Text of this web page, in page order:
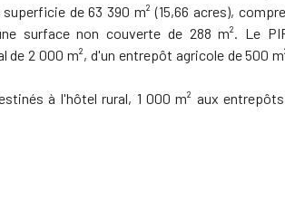
de 63 390 m² (15,66 acres),
surface non couverte de 288 m². Le
2 000 m², d'un entrepôt agricole de 500
à l'hôtel rural, 1 000 m² aux